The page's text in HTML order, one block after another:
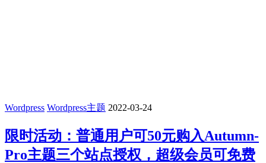
Wordpress Wordpress主题 2022-03-24
限时活动：普通用户可50元购入Autumn-
Pro主题三个站点授权，超级会员可免费